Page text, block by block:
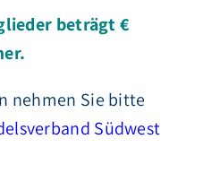
beträgt €
nehmen Sie bitte
Südwest